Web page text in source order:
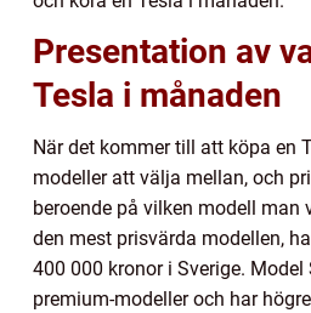
Presentation av
Tesla i månaden
När det kommer till att köpa en
modeller att välja mellan, och
beroende på vilken modell man
den mest prisvärda modellen,
400 000 kronor i Sverige. Model
premium-modeller och har